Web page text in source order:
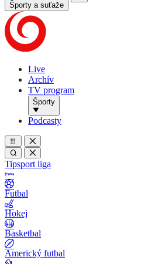
Športy a suťaže
Live
Archív
TV program
Športy
Podcasty
Tipsport liga
Futbal
Hokej
Basketbal
Americký futbal